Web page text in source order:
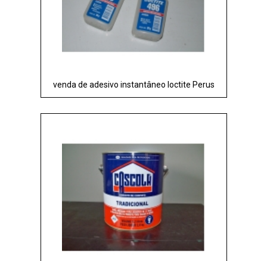
venda de adesivo instantâneo loctite Perus